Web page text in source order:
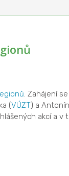
. Zahájení
(VÚZT) a
akcí a